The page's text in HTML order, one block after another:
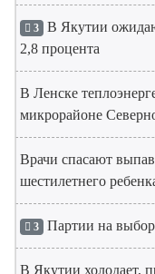
3 В Якутии
2,8 процента
В Ленске
микрорайоне
Врачи спасают
шестилетнего
3 Партии на
В Якутии холодает,